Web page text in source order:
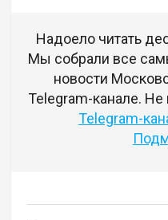
Надоело читать
Мы собрали все
новости
Telegram-канале.
Telegram-